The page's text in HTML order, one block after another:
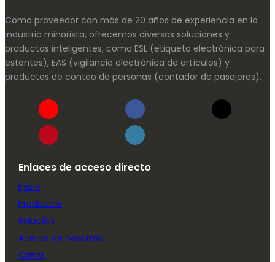
Como proveedor con más de 20 años de experiencia en la
industria minorista, ofrecemos diversas soluciones y
productos inteligentes, como ESL (etiqueta electrónica para
estantes), EAS (vigilancia electrónica de artículos) y
productos de conteo de personas (contador de pasajeros).
Enlaces de acceso directo
Inicio
Productos
Solución
Acerca de nosotros
Casos